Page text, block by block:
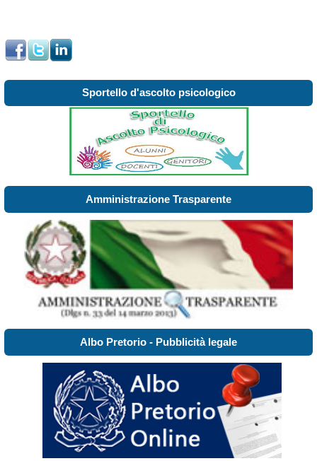
Sportello d'ascolto psicologico
Amministrazione Trasparente
Albo Pretorio - Pubblicità legale